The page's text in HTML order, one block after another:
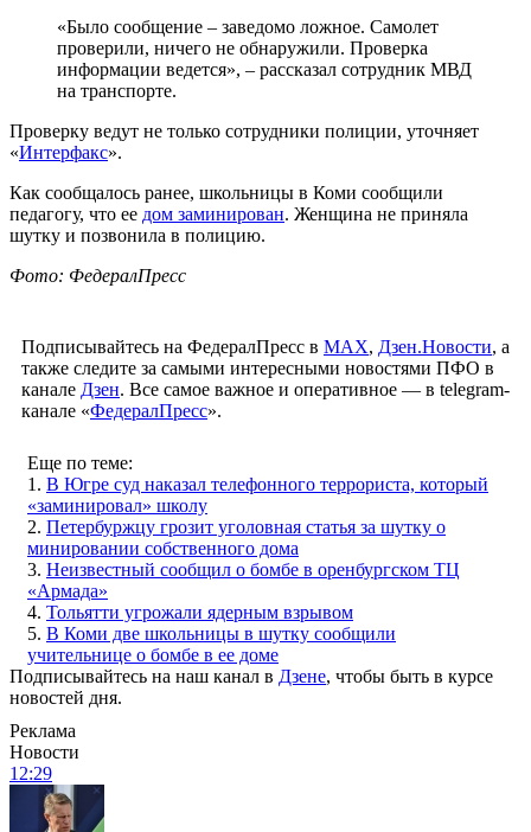
«Было сообщение – заведомо ложное. Самолет
проверили, ничего не обнаружили. Проверка
информации ведется», – рассказал сотрудник МВД
на транспорте.
Проверку ведут не только сотрудники полиции, уточняет
«Интерфакс».
Как сообщалось ранее, школьницы в Коми сообщили
педагогу, что ее дом заминирован. Женщина не приняла
шутку и позвонила в полицию.
Фото: ФедералПресс
Подписывайтесь на ФедералПресс в МАХ, Дзен.Новости, а
также следите за самыми интересными новостями ПФО в
канале Дзен. Все самое важное и оперативное — в telegram-
канале «ФедералПресс».
Еще по теме:
1. В Югре суд наказал телефонного террориста, который
«заминировал» школу
2. Петербуржцу грозит уголовная статья за шутку о
минировании собственного дома
3. Неизвестный сообщил о бомбе в оренбургском ТЦ
«Армада»
4. Тольятти угрожали ядерным взрывом
5. В Коми две школьницы в шутку сообщили
учительнице о бомбе в ее доме
Подписывайтесь на наш канал в Дзене, чтобы быть в курсе
новостей дня.
Реклама
Новости
12:29